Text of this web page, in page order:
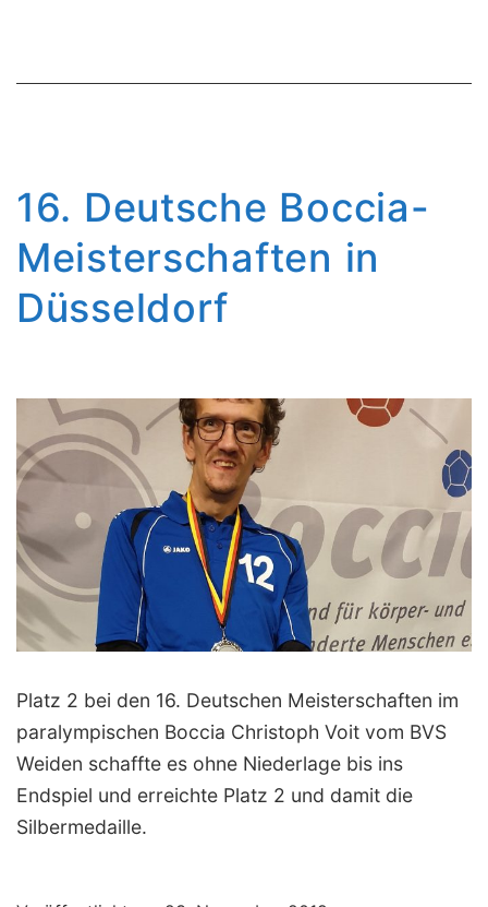
16. Deutsche Boccia-
Meisterschaften in
Düsseldorf
Platz 2 bei den 16. Deutschen Meisterschaften im
paralympischen Boccia Christoph Voit vom BVS
Weiden schaffte es ohne Niederlage bis ins
Endspiel und erreichte Platz 2 und damit die
Silbermedaille.